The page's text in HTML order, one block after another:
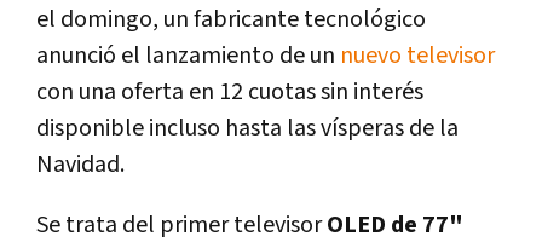
el domingo, un fabricante tecnológico
anunció el lanzamiento de un nuevo televisor
con una oferta en 12 cuotas sin interés
disponible incluso hasta las vísperas de la
Navidad.
Se trata del primer televisorOLED de 77"